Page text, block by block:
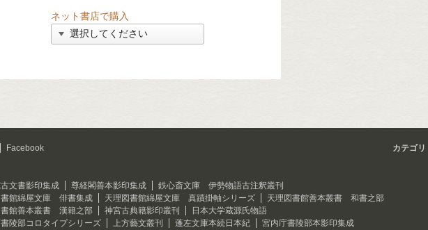
ネット書店で購入
Facebook
カテゴリ
文書影印集成
尊経閣善本影印集成
鉄心斎文庫 伊勢物語古注釈叢刊
書館綿屋文庫 俳書集成
天理図書館綿屋文庫 真蹟掛軸シリーズ
天理図書館善本叢書 和書之部
書館善本叢書 漢籍之部
神宮古典籍影印叢刊
日本大学蔵源氏物語
陵部コロタイプシリーズ
上方藝文叢刊 蓬左文庫本続日本紀
宮内庁書陵部本影印集成